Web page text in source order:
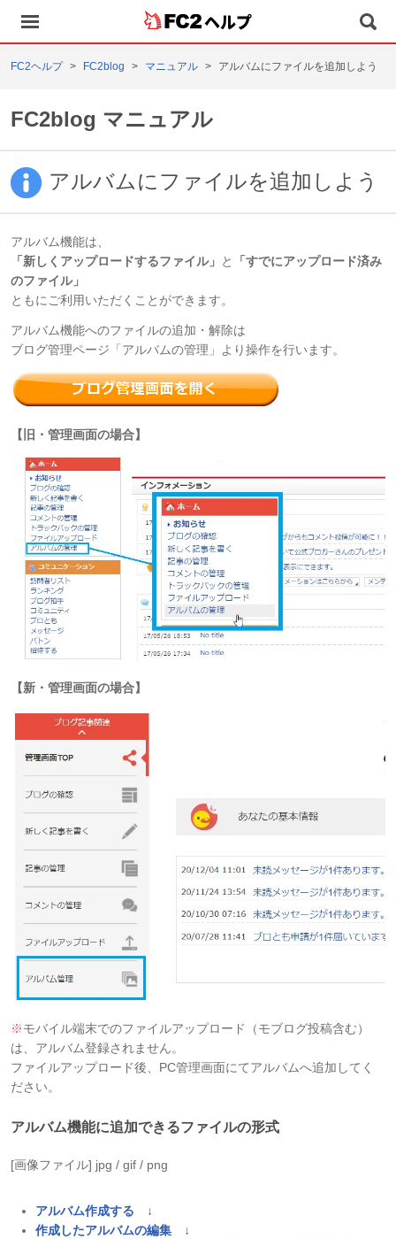
ヘルプ
FC2ヘルプ FC2blog マニュアル アルバムにファイルを追加しよう
FC2blog マニュアル
アルバムにファイルを追加しよう
アルバム機能は、
「新しくアップロードするファイル」 と
「すでにアップロード済み
のファイル」
ともにご利用いただくことができます。
アルバム機能へのファイルの追加・解除は
ブログ管理ページ「アルバムの管理」より操作を行います。
【旧・管理画面の場合】​
【新・管理画面の場合】​
※モバイル端末でのファイルアップロード（モブログ投稿含む）
は、アルバム登録されません。
ファイルアップロード後、PC管理画面にてアルバムへ追加してく
ださい。
アルバム機能に追加できるファイルの形式
[画像ファイル] jpg / gif / png
アルバム作成する ↓
作成したアルバムの編集 ↓